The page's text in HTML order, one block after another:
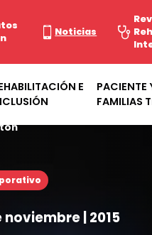
Noticias
E
PACIENTE
FAMILIAS
noviembre | 2015